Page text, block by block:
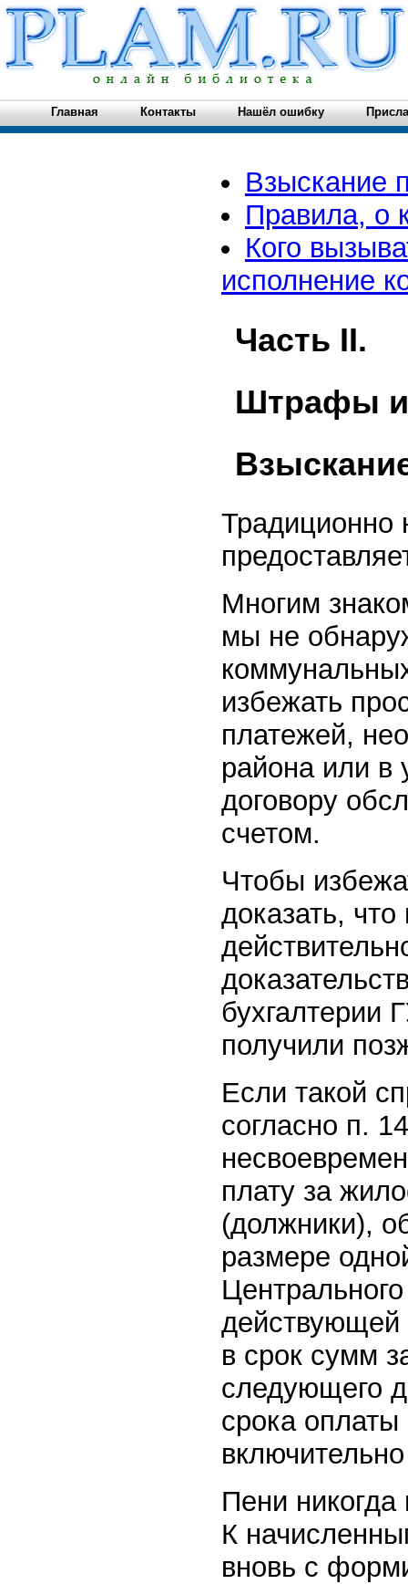
Главная Контакты Нашёл ошибку
Взыскание
Правила, о
Кого
исполнение
Часть II.
Штрафы
Традиционно
Многим
мы не
избежать
платежей,
района или в
договору
счетом.
Чтобы
доказать,
бухгалтерии
получили
Если такой
согласно п.
плату за
(должники),
размере
действующей
в срок сумм
следующего
срока
Пени никогда
К
вновь с